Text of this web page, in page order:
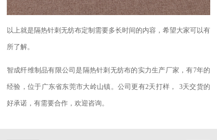
以上就是隔热针刺无纺布定制需要多长时间的内容，希望大家可以有
所了解。
智成纤维制品有限公司是隔热针刺无纺布的实力生产厂家，有7年的
经验，位于广东省东莞市大岭山镇。公司更有2天打样， 3天交货的
好承诺，有需要合作，欢迎咨询。